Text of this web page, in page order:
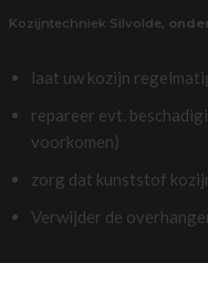
Kozijntechniek Silvolde,
laat uw kozijn
repareer evt.
voorkomen)
zorg dat kunststof
Verwijder de